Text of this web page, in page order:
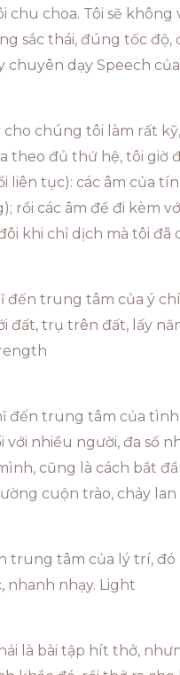
choa. Tôi sẽ không
sắc thái, đúng tốc
dạy Speech
cho chúng tôi làm rất
theo đủ thứ hệ, tôi giờ
liên tục): các âm của
các âm để đi kèm
khi chỉ dịch mà tôi đã
đến trung tâm của ý
đất, trụ trên đất, lấy
đến trung tâm của
nhiều người, đa số
cũng là cách bắt
cuộn trào, chảy
trung tâm của lý trí,
nhanh nhạy. Light
là bài tập hít thở,